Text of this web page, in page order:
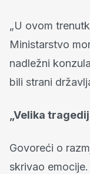
„U ovom
Ministarstvo
nadležni
bili strani
„Velika
Govoreći o
skrivao emocije.